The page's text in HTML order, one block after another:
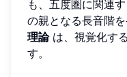
も、五度圏に関連
の親となる長音階
理論は、視覚化す
す。